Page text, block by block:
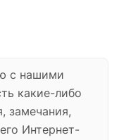
с нашими
какие-либо
замечания,
Интернет-